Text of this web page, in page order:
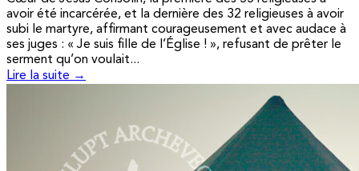
avoir été incarcérée, et la dernière des 32 religieuses à avoir
subi le martyre, affirmant courageusement et avec audace à
ses juges : « Je suis fille de l’Église ! », refusant de prêter le
serment qu’on voulait...
Lire la suite →